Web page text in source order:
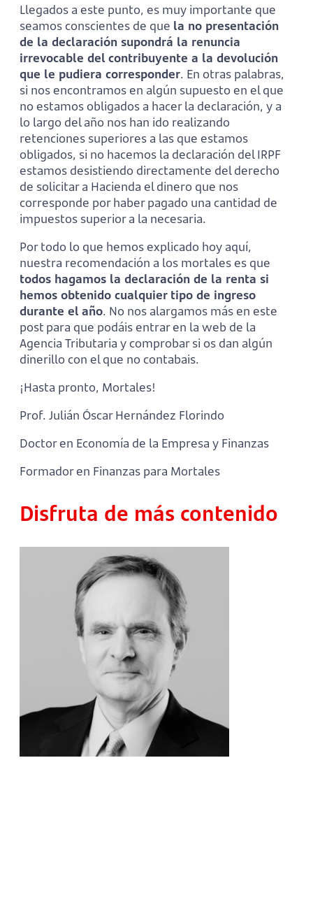
Llegados a este punto, es muy importante que
seamos conscientes de que la no presentación
de la declaración supondrá la renuncia
irrevocable del contribuyente a la devolución
que le pudiera corresponder. En otras palabras,
si nos encontramos en algún supuesto en el que
no estamos obligados a hacer la declaración, y a
lo largo del año nos han ido realizando
retenciones superiores a las que estamos
obligados, si no hacemos la declaración del IRPF
estamos desistiendo directamente del derecho
de solicitar a Hacienda el dinero que nos
corresponde por haber pagado una cantidad de
impuestos superior a la necesaria.
Por todo lo que hemos explicado hoy aquí,
nuestra recomendación a los mortales es que
todos hagamos la declaración de la renta si
hemos obtenido cualquier tipo de ingreso
durante el año. No nos alargamos más en este
post para que podáis entrar en la web de la
Agencia Tributaria y comprobar si os dan algún
dinerillo con el que no contabais.
¡Hasta pronto, Mortales!
Prof. Julián Óscar Hernández Florindo
Doctor en Economía de la Empresa y Finanzas
Formador en Finanzas para Mortales
Disfruta de más contenido